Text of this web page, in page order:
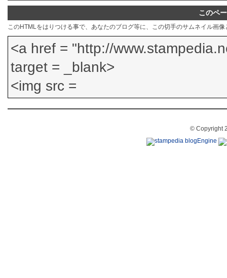
このペ
このHTMLをはりつける事で、あなたのブログ等に、この切手のサムネイル画
© Copyright